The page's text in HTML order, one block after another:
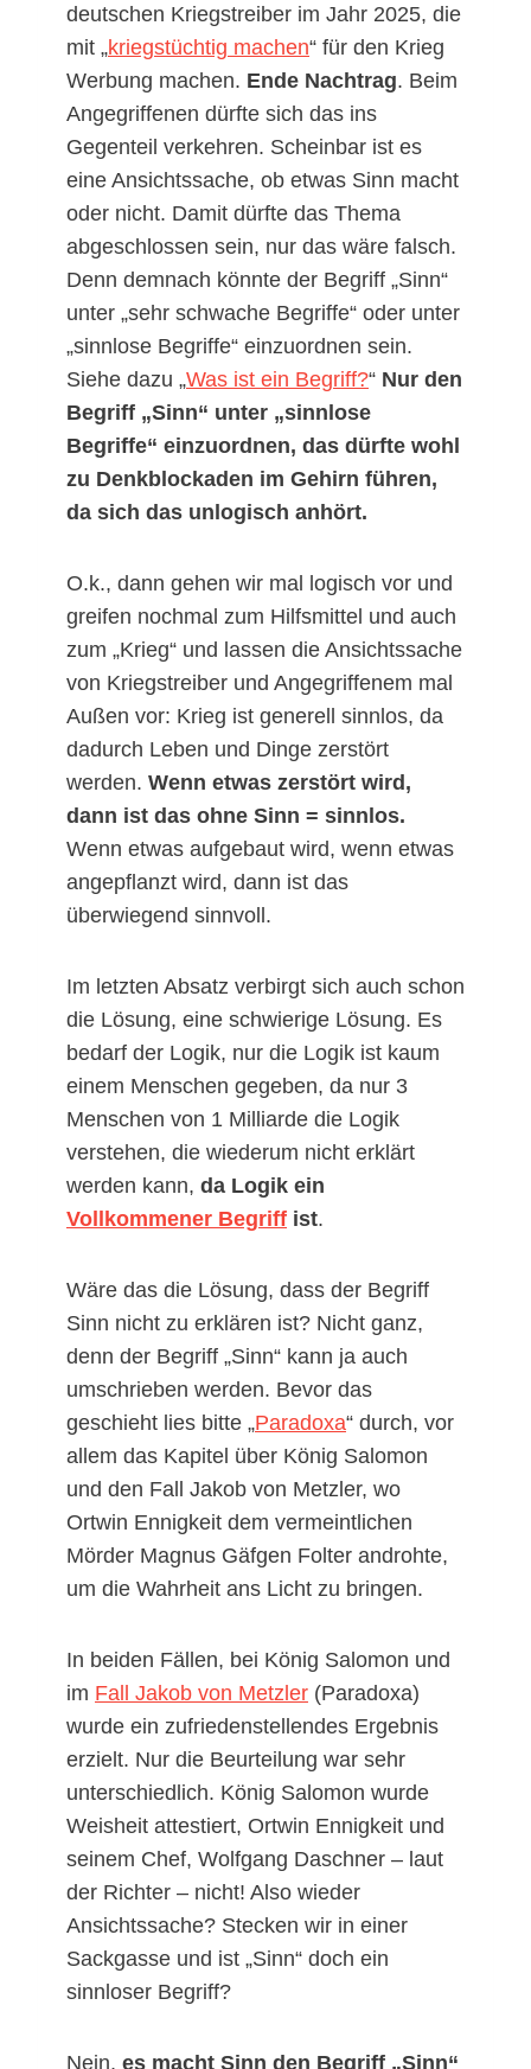
deutschen Kriegstreiber im Jahr 2025, die
mit „kriegstüchtig machen“ für den Krieg
Werbung machen. Ende Nachtrag. Beim
Angegriffenen dürfte sich das ins
Gegenteil verkehren. Scheinbar ist es
eine Ansichtssache, ob etwas Sinn macht
oder nicht. Damit dürfte das Thema
abgeschlossen sein, nur das wäre falsch.
Denn demnach könnte der Begriff „Sinn“
unter „sehr schwache Begriffe“ oder unter
„sinnlose Begriffe“ einzuordnen sein.
Siehe dazu „Was ist ein Begriff?“ Nur den
Begriff „Sinn“ unter „sinnlose
Begriffe“ einzuordnen, das dürfte wohl
zu Denkblockaden im Gehirn führen,
da sich das unlogisch anhört.
O.k., dann gehen wir mal logisch vor und
greifen nochmal zum Hilfsmittel und auch
zum „Krieg“ und lassen die Ansichtssache
von Kriegstreiber und Angegriffenem mal
Außen vor: Krieg ist generell sinnlos, da
dadurch Leben und Dinge zerstört
werden. Wenn etwas zerstört wird,
dann ist das ohne Sinn = sinnlos.
Wenn etwas aufgebaut wird, wenn etwas
angepflanzt wird, dann ist das
überwiegend sinnvoll.
Im letzten Absatz verbirgt sich auch schon
die Lösung, eine schwierige Lösung. Es
bedarf der Logik, nur die Logik ist kaum
einem Menschen gegeben, da nur 3
Menschen von 1 Milliarde die Logik
verstehen, die wiederum nicht erklärt
werden kann, da Logik ein
Vollkommener Begriff ist.
Wäre das die Lösung, dass der Begriff
Sinn nicht zu erklären ist? Nicht ganz,
denn der Begriff „Sinn“ kann ja auch
umschrieben werden. Bevor das
geschieht lies bitte „Paradoxa“ durch, vor
allem das Kapitel über König Salomon
und den Fall Jakob von Metzler, wo
Ortwin Ennigkeit dem vermeintlichen
Mörder Magnus Gäfgen Folter androhte,
um die Wahrheit ans Licht zu bringen.
In beiden Fällen, bei König Salomon und
im Fall Jakob von Metzler (Paradoxa)
wurde ein zufriedenstellendes Ergebnis
erzielt. Nur die Beurteilung war sehr
unterschiedlich. König Salomon wurde
Weisheit attestiert, Ortwin Ennigkeit und
seinem Chef, Wolfgang Daschner – laut
der Richter – nicht! Also wieder
Ansichtssache? Stecken wir in einer
Sackgasse und ist „Sinn“ doch ein
sinnloser Begriff?
Nein, es macht Sinn den Begriff „Sinn“